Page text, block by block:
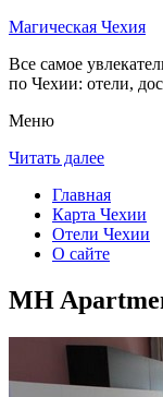
Магическая Чехия
Все самое
по Чехии: отели,
Меню
Читать далее
Главная
Карта Чехии
Отели Чехии
О сайте
MH